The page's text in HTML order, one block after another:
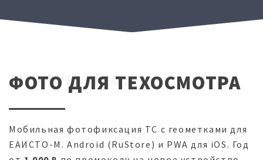
ФОТО ДЛЯ ТЕХОСМОТРА
ANDROID И IOS
Мобильная фотофиксация ТС с геометками для
ЕАИСТО-М. Android (RuStore) и PWA для iOS. Год